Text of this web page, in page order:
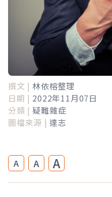
撰文 | 林依榕整理
日期 | 2022年11月07日
分類 | 疑難雜症
圖檔來源 | 達志
A A A